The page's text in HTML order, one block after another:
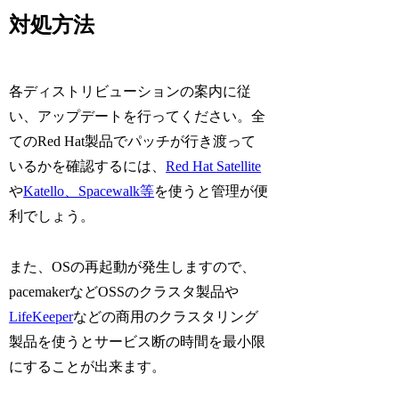
対処方法
各ディストリビューションの案内に従
い、アップデートを行ってください。全
てのRed Hat製品でパッチが行き渡って
いるかを確認するには、Red Hat Satellite
やKatello、Spacewalk等を使うと管理が便
利でしょう。
また、OSの再起動が発生しますので、
pacemakerなどOSSのクラスタ製品や
LifeKeeperなどの商用のクラスタリング
製品を使うとサービス断の時間を最小限
にすることが出来ます。